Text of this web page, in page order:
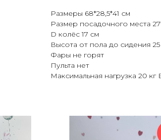
Размеры 68*28,5*41 см
Размер посадочного места
D колёс 17 см
Высота от пола до сидения
Фары не горят
Пульта нет
Максимальная нагрузка 20 кг